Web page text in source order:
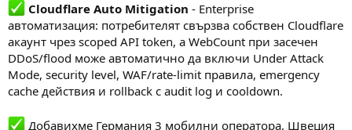
Cloudflare Auto Mitigation - Enterprise
автоматизация: потребителят свързва собствен Cloudflare
акаунт чрез scoped API token, а WebCount при засечен
DDoS/flood може автоматично да включи Under Attack
Mode, security level, WAF/rate-limit правила, emergency
cache действия и rollback с audit log и cooldown.
Добавихме Германия 3 мобилни оператора, Швеция